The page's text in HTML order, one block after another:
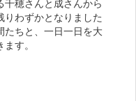
穂さんと成さんから
りわずかとなりました
たちと、一日一日を大
す。